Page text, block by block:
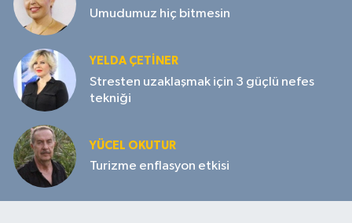
Umudumuz hiç bitmesin
YELDA ÇETİNER
Stresten uzaklaşmak için 3 güçlü nefes
tekniği
YÜCEL OKUTUR
Turizme enflasyon etkisi